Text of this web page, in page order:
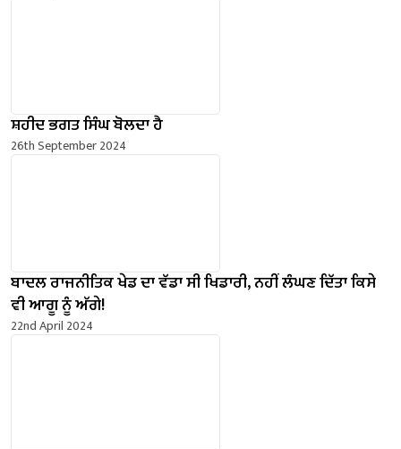
ਸ਼ਹੀਦ ਭਗਤ ਸਿੰਘ ਬੋਲਦਾ ਹੈ
26th September 2024
ਬਾਦਲ ਰਾਜਨੀਤਿਕ ਖੇਡ ਦਾ ਵੱਡਾ ਸੀ ਖਿਡਾਰੀ, ਨਹੀਂ ਲੰਘਣ ਦਿੱਤਾ ਕਿਸੇ
ਵੀ ਆਗੂ ਨੂੰ ਅੱਗੇ!
22nd April 2024